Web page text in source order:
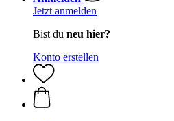
Jetzt anmelden
Bist du neu hier?
Konto erstellen